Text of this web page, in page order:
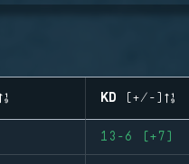
KD (+/-)
13-6 (+7)